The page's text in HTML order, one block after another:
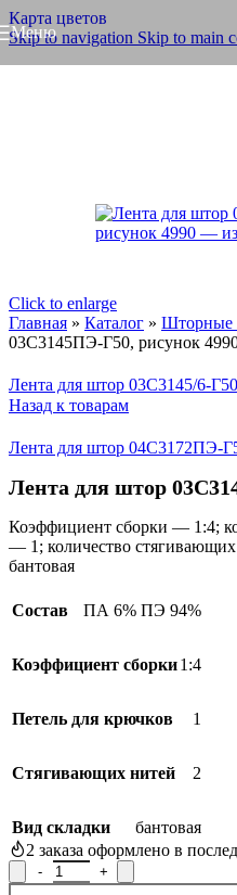
Карта цветов
Skip to navigation Skip to main
Меню
Click to enlarge
Главная » Каталог » Шторные
03С3145ПЭ-Г50, рисунок
Лента для штор 03С3145/6-
Назад к товарам
Лента для штор 04С3172ПЭ-
Лента для штор
Коэффициент сборки — 1:4;
— 1; количество
бантовая
Состав ПА 6% ПЭ 94%
Коэффициент сборки1:4
Петель для крючков 1
Стягивающих нитей 2
Вид складки
бантовая
2 заказа оформлено в
Количество товара Лента